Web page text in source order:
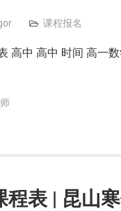
课程报名
高中 高中 时间 高一
表 | 昆山